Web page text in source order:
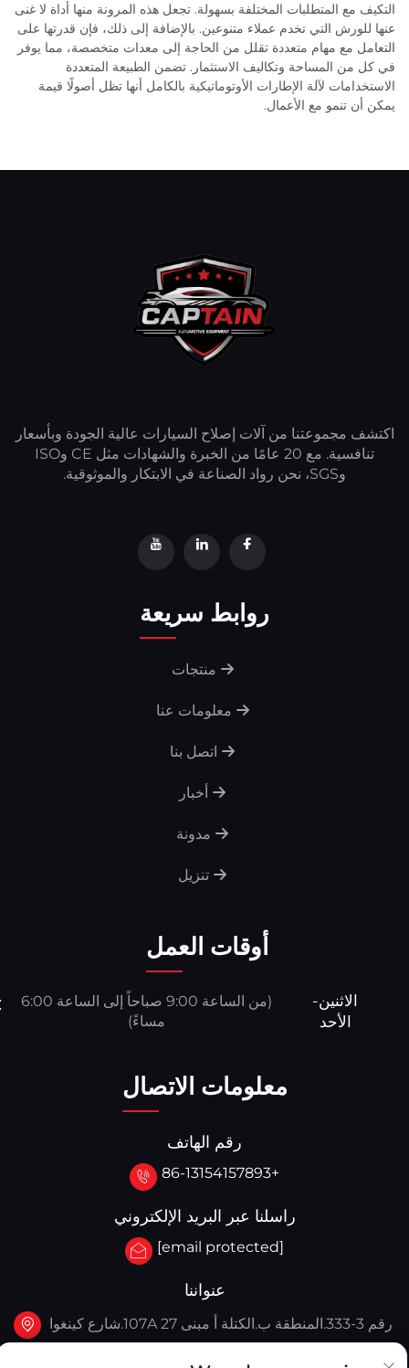
التكيف مع المتطلبات المختلفة بسهولة. تجعل هذه المرونة منها أداة لا غنى
عنها للورش التي تخدم عملاء متنوعين. بالإضافة إلى ذلك، فإن قدرتها على
التعامل مع مهام متعددة تقلل من الحاجة إلى معدات متخصصة، مما يوفر
في كل من المساحة وتكاليف الاستثمار. تضمن الطبيعة المتعددة
الاستخدامات لآلة الإطارات الأوتوماتيكية بالكامل أنها تظل أصولًا قيمة
يمكن أن تنمو مع الأعمال.
اكتشف مجموعتنا من آلات إصلاح السيارات عالية الجودة وبأسعار
تنافسية. مع 20 عامًا من الخبرة والشهادات مثل CE وISO
وSGS، نحن رواد الصناعة في الابتكار والموثوقية.
روابط سريعة
منتجات
معلومات عنا
اتصل بنا
أخبار
مدونة
تنزيل
أوقات العمل
الاثنين-
الأحد
(من الساعة 9:00 صباحاً إلى الساعة 6:00
مساءً)
معلومات الاتصال
رقم الهاتف
+86-13154157893
راسلنا عبر البريد الإلكتروني
[email protected]
عنواننا
رقم 3-333.المنطقة ب.الكتلة أ مبنى 27 107A.شارع كينغوا